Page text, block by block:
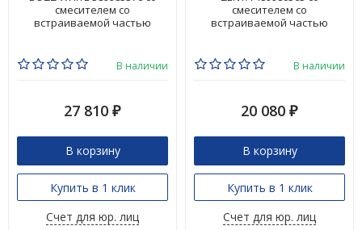
смесителем со
встраиваемой частью
В наличии
27 810 ₽
В корзину
Купить в 1 клик
Счет для юр. лиц
смесителем со
встраиваемой частью
В наличии
20 080 ₽
В корзину
Купить в 1 клик
Счет для юр. лиц